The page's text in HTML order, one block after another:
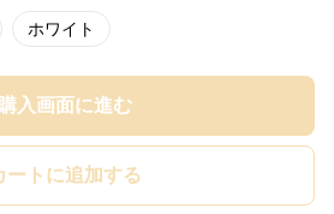
ホワイト
購入画面に進む
ートに追加する